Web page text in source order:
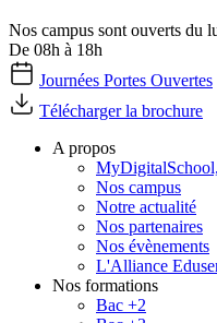
Nos campus sont ouverts du
De 08h à 18h
Journées Portes Ouvertes
Télécharger la brochure
A propos
Nos campus
Notre actualité
Nos partenaires
Nos évènements
L'Alliance
Nos formations
Bac +2